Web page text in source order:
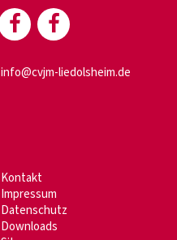
info@cvjm-liedolsheim.de
Kontakt
Impressum
Datenschutz
Downloads